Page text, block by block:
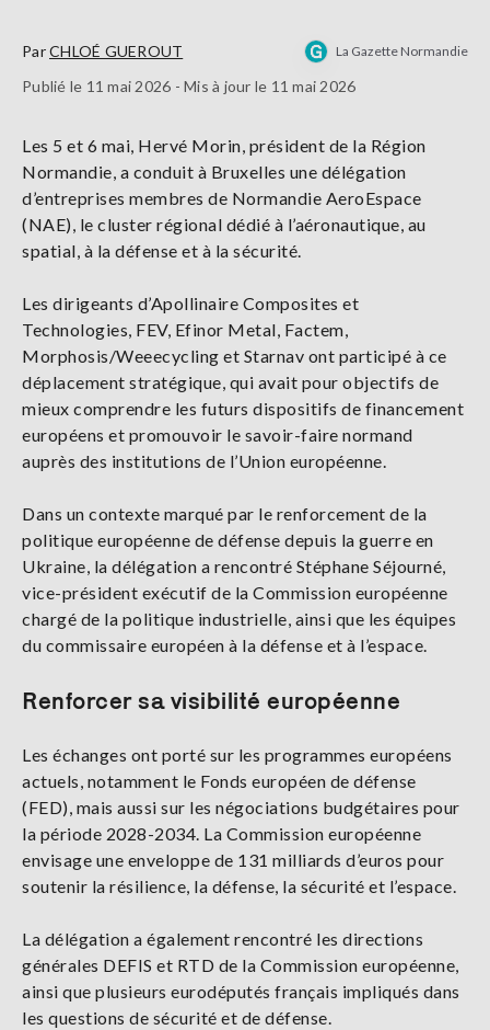
ParCHLOÉ GUEROUT La Gazette Normandie
Publié le 11 mai 2026 - Mis à jour le 11 mai 2026
Les 5 et 6 mai, Hervé Morin, président de la Région
Normandie, a conduit à Bruxelles une délégation
d’entreprises membres de Normandie AeroEspace
(NAE), le cluster régional dédié à l’aéronautique, au
spatial, à la défense et à la sécurité.
Les dirigeants d’Apollinaire Composites et
Technologies, FEV, Efinor Metal, Factem,
Morphosis/Weeecycling et Starnav ont participé à ce
déplacement stratégique, qui avait pour objectifs de
mieux comprendre les futurs dispositifs de financement
européens et promouvoir le savoir-faire normand
auprès des institutions de l’Union européenne.
Dans un contexte marqué par le renforcement de la
politique européenne de défense depuis la guerre en
Ukraine, la délégation a rencontré Stéphane Séjourné,
vice-président exécutif de la Commission européenne
chargé de la politique industrielle, ainsi que les équipes
du commissaire européen à la défense et à l’espace.
Renforcer sa visibilité européenne
Les échanges ont porté sur les programmes européens
actuels, notamment le Fonds européen de défense
(FED), mais aussi sur les négociations budgétaires pour
la période 2028-2034. La Commission européenne
envisage une enveloppe de 131 milliards d’euros pour
soutenir la résilience, la défense, la sécurité et l’espace.
La délégation a également rencontré les directions
générales DEFIS et RTD de la Commission européenne,
ainsi que plusieurs eurodéputés français impliqués dans
les questions de sécurité et de défense.